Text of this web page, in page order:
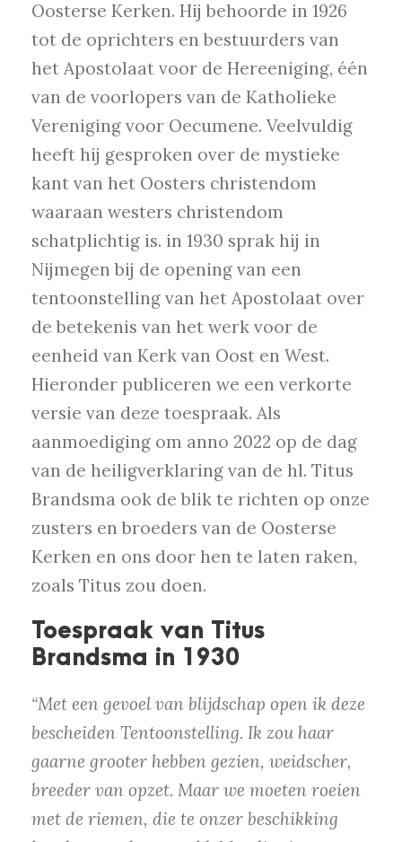
Oosterse Kerken. Hij behoorde in 1926
tot de oprichters en bestuurders van
het Apostolaat voor de Hereeniging, één
van de voorlopers van de Katholieke
Vereniging voor Oecumene. Veelvuldig
heeft hij gesproken over de mystieke
kant van het Oosters christendom
waaraan westers christendom
schatplichtig is. in 1930 sprak hij in
Nijmegen bij de opening van een
tentoonstelling van het Apostolaat over
de betekenis van het werk voor de
eenheid van Kerk van Oost en West.
Hieronder publiceren we een verkorte
versie van deze toespraak. Als
aanmoediging om anno 2022 op de dag
van de heiligverklaring van de hl. Titus
Brandsma ook de blik te richten op onze
zusters en broeders van de Oosterse
Kerken en ons door hen te laten raken,
zoals Titus zou doen.
Toespraak van Titus
Brandsma in 1930
“Met een gevoel van blijdschap open ik deze
bescheiden Tentoonstelling. Ik zou haar
gaarne grooter hebben gezien, weidscher,
breeder van opzet. Maar we moeten roeien
met de riemen, die te onzer beschikking